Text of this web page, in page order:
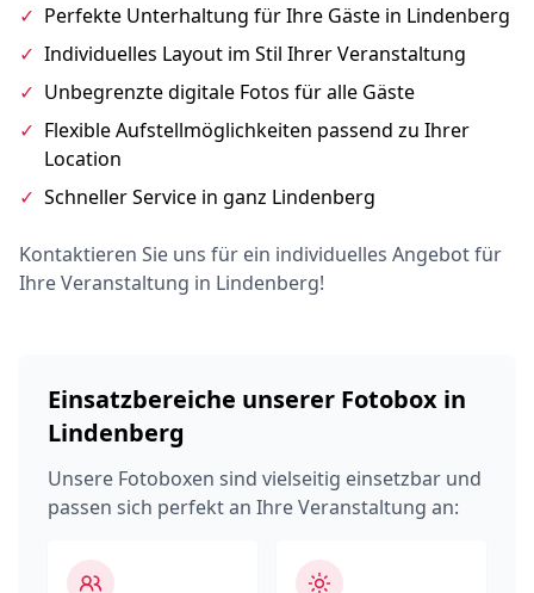
✓ Perfekte Unterhaltung für Ihre Gäste in Lindenberg
✓ Individuelles Layout im Stil Ihrer Veranstaltung
✓ Unbegrenzte digitale Fotos für alle Gäste
✓ Flexible Aufstellmöglichkeiten passend zu Ihrer
Location
✓ Schneller Service in ganz Lindenberg
Kontaktieren Sie uns für ein individuelles Angebot für
Ihre Veranstaltung in Lindenberg!
Einsatzbereiche unserer Fotobox in
Lindenberg
Unsere Fotoboxen sind vielseitig einsetzbar und
passen sich perfekt an Ihre Veranstaltung an: